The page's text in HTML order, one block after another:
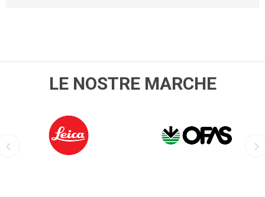
LE NOSTRE MARCHE